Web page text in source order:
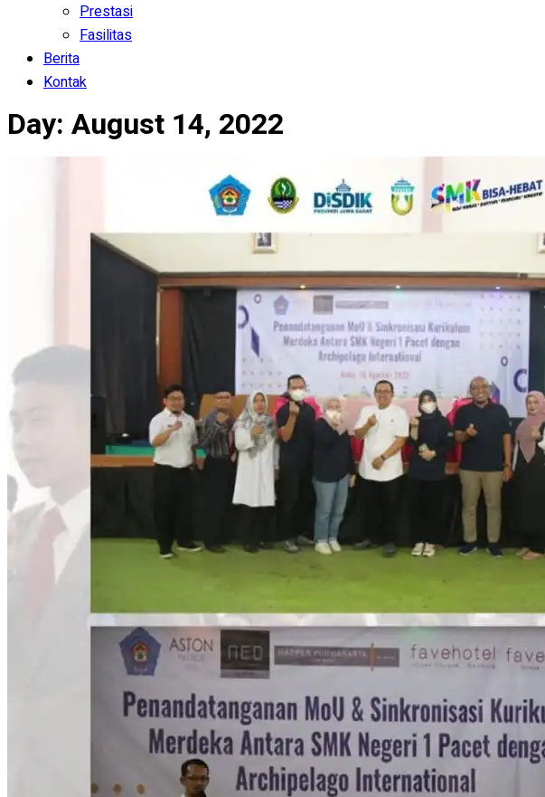
Prestasi
Fasilitas
Berita
Kontak
Day: August 14, 2022